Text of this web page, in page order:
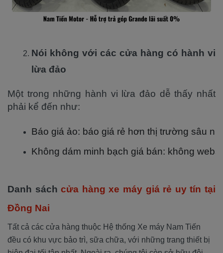
Nói không với các cửa hàng có hành vi
lừa đảo
Một trong những hành vi lừa đảo dễ thấy nhất
phải kể đến như:
Báo giá ảo: báo giá rẻ hơn thị trường sâu
Không dám minh bạch giá bán: không
Danh sáchcửa hàng xe máy giá rẻ uy tín tại
Đồng Nai
Tất cả các cửa hàng thuộc Hệ thống Xe máy Nam Tiến
đều có khu vực bảo trì, sữa chữa, với những trang thiết bị